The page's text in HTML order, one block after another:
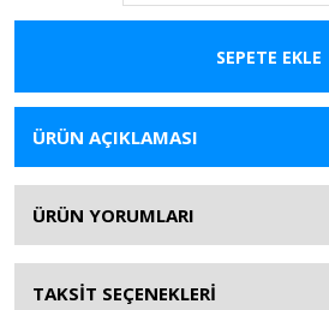
SEPETE EKLE
ÜRÜN AÇIKLAMASI
ÜRÜN YORUMLARI
TAKSİT SEÇENEKLERİ